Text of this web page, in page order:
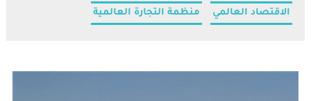
الاقتصاد العالمي منظمة التجارة العالمية